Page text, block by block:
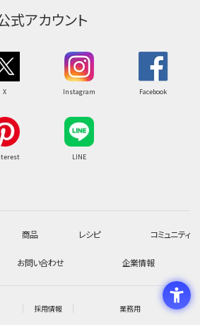
式アカウント
X Instagram Facebook
LINE
商品 レシピ コミュニティ
お問い合わせ 企業情報
採用情報 業務用